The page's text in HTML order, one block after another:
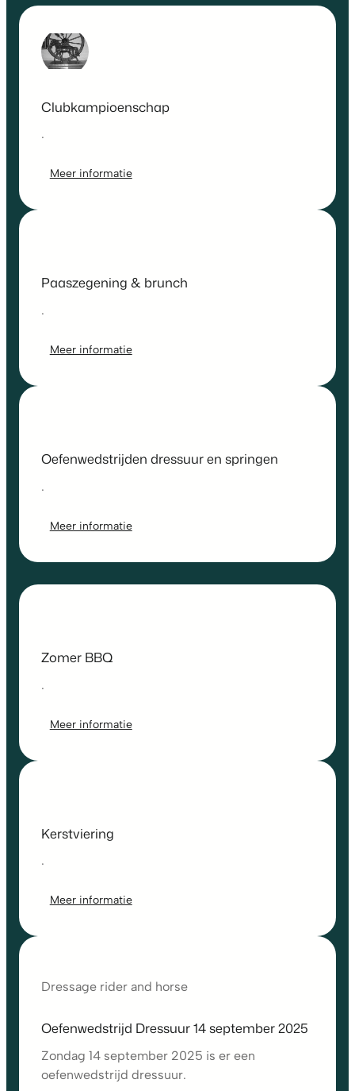
Clubkampioenschap
.
Meer informatie
Paaszegening & brunch
.
Meer informatie
Oefenwedstrijden dressuur en springen
.
Meer informatie
Zomer BBQ
.
Meer informatie
Kerstviering
.
Meer informatie
Dressage rider and horse
Oefenwedstrijd Dressuur 14 september 2025
Zondag 14 september 2025 is er een
oefenwedstrijd dressuur.